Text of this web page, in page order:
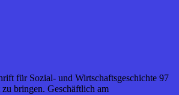
für Sozial- und Wirtschaftsgeschichte 97
bringen. Geschäftlich am